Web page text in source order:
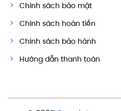
Chính sách bảo mật
Chính sách hoàn tiền
Chính sách bảo hành
Hướng dẫn thanh toán